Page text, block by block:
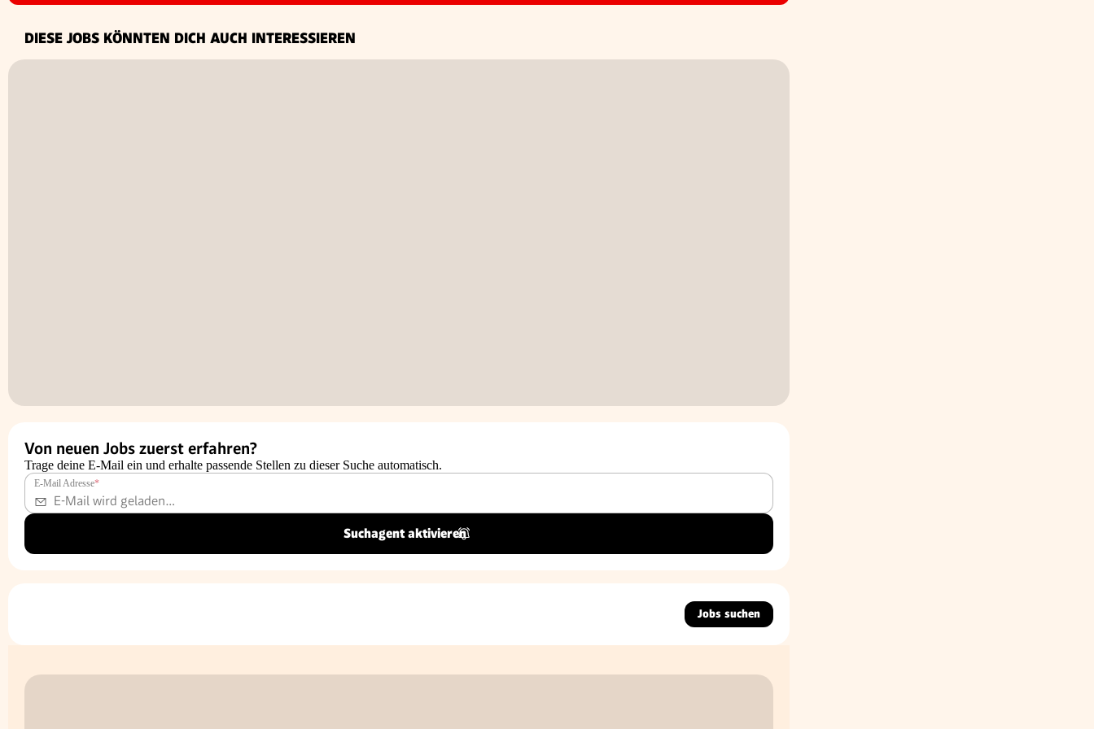
DIESE JOBS KÖNNTEN DICH AUCH INTERESSIEREN
Von neuen Jobs zuerst erfahren?
Trage deine E-Mail ein und erhalte passende Stellen zu dieser Suche automatisch.
E-Mail Adresse*
Suchagent aktivieren
Jobs suchen